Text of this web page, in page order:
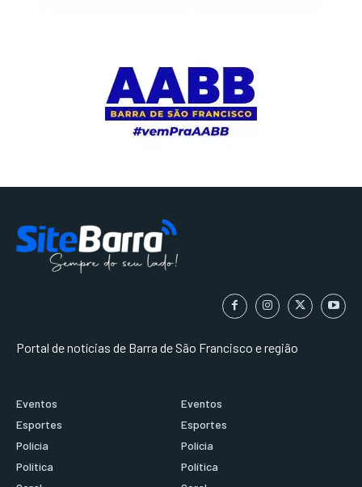
Portal de notícias de Barra de São Francisco e região
Eventos
Esportes
Polícia
Política
Eventos
Esportes
Polícia
Política